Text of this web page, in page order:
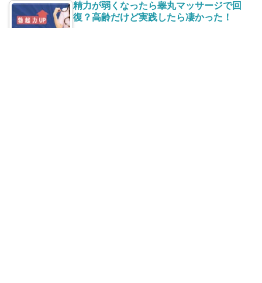
精力が弱くなったら睾丸マッサージで回
復？高齢だけど実践したら凄かった！